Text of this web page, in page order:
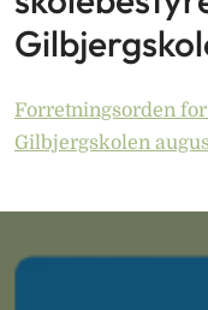
Forretningsorden
Gilbjergskolen